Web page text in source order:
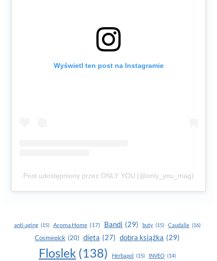
Wyświetl ten post na Instagramie
Post udostępniony przez ONLY YOU (@only_you_mag)
anti-aging (15) Aroma Home (17) Bandi (29) buty (15) Caudalie (16)
Cosmepick (20) dieta (27) dobra książka (29)
Floslek (138) Herbapol (15) INVEO (14)